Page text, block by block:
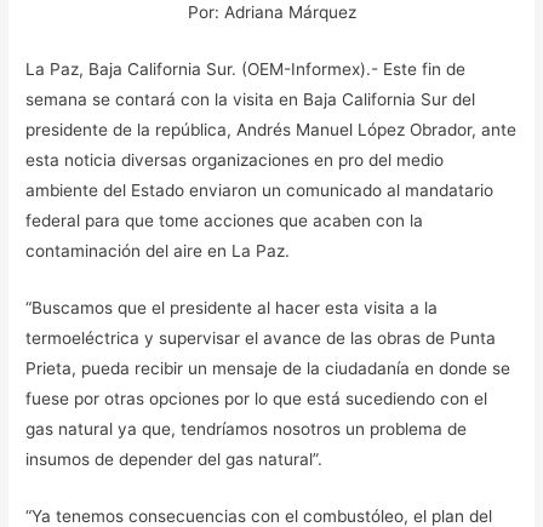
Por: Adriana Márquez
La Paz, Baja California Sur. (OEM-Informex).- Este fin de
semana se contará con la visita en Baja California Sur del
presidente de la república, Andrés Manuel López Obrador, ante
esta noticia diversas organizaciones en pro del medio
ambiente del Estado enviaron un comunicado al mandatario
federal para que tome acciones que acaben con la
contaminación del aire en La Paz.
“Buscamos que el presidente al hacer esta visita a la
termoeléctrica y supervisar el avance de las obras de Punta
Prieta, pueda recibir un mensaje de la ciudadanía en donde se
fuese por otras opciones por lo que está sucediendo con el
gas natural ya que, tendríamos nosotros un problema de
insumos de depender del gas natural”.
“Ya tenemos consecuencias con el combustóleo, el plan del